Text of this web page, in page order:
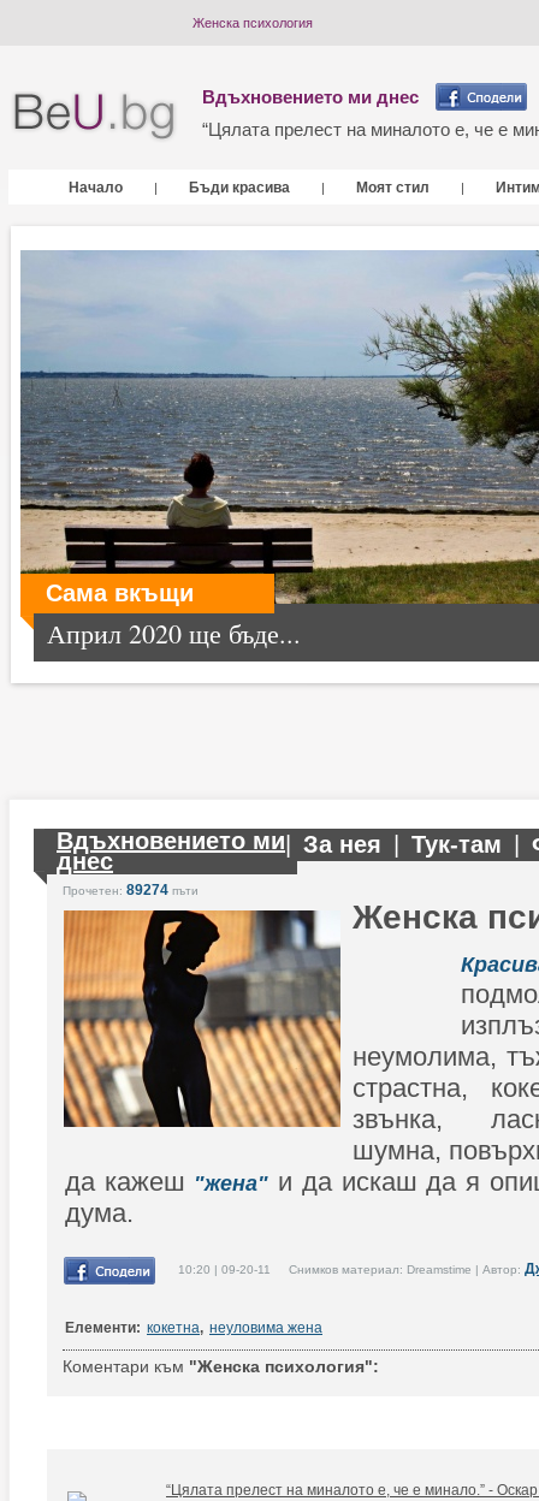
Женска психология
Вдъхновението ми днес
“Цялата прелест на миналото е, че е
Начало | Бъди красива | Моят стил |
Сама вкъщи
Април 2020 ще бъде...
Вдъхновението ми
днес
За нея Тук-там
Прочетен: 89274 пъти
Женска
неумолима,
страстна,
звънка,
шумна,
да кажеш "жена"и да искаш да я
дума.
10:20 | 09-20-11 Снимков материал: Dreamstime | Автор:
Елементи: кокетна, неуловима жена
Коментари към "Женска психология":
“Цялата прелест на миналото е, че е минало.” -